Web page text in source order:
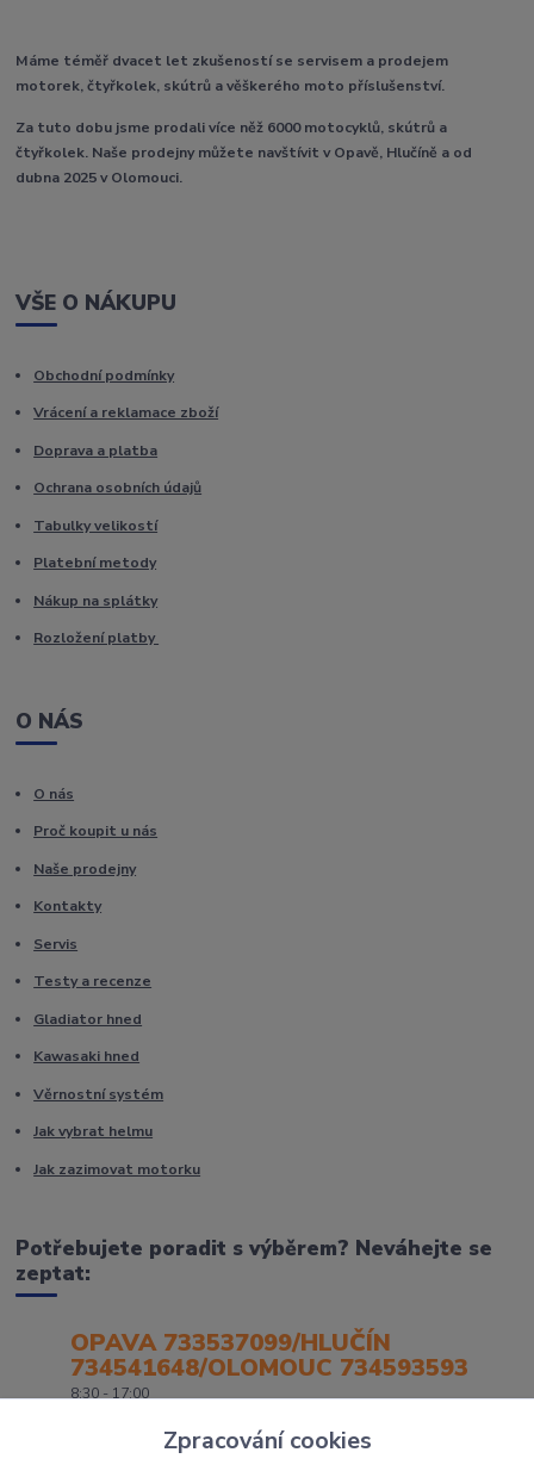
Máme téměř dvacet let zkušeností se servisem a prodejem
motorek, čtyřkolek, skútrů a věškerého moto příslušenství.
Za tuto dobu jsme prodali více něž 6000 motocyklů, skútrů a
čtyřkolek. Naše prodejny můžete navštívit v Opavě, Hlučíně a od
dubna 2025 v Olomouci.
VŠE O NÁKUPU
Obchodní podmínky
Vrácení a reklamace zboží
Doprava a platba
Ochrana osobních údajů
Tabulky velikostí
Platební metody
Nákup na splátky
Rozložení platby
O NÁS
O nás
Proč koupit u nás
Naše prodejny
Kontakty
Servis
Testy a recenze
Gladiator hned
Kawasaki hned
Věrnostní systém
Jak vybrat helmu
Jak zazimovat motorku
Potřebujete poradit s výběrem? Neváhejte se
zeptat:
OPAVA 733537099/HLUČÍN
734541648/OLOMOUC 734593593
8:30 - 17:00
Zpracování cookies